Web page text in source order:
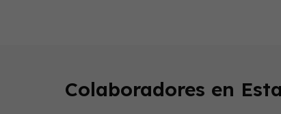
seconds
Volume
90%
Colaboradores en